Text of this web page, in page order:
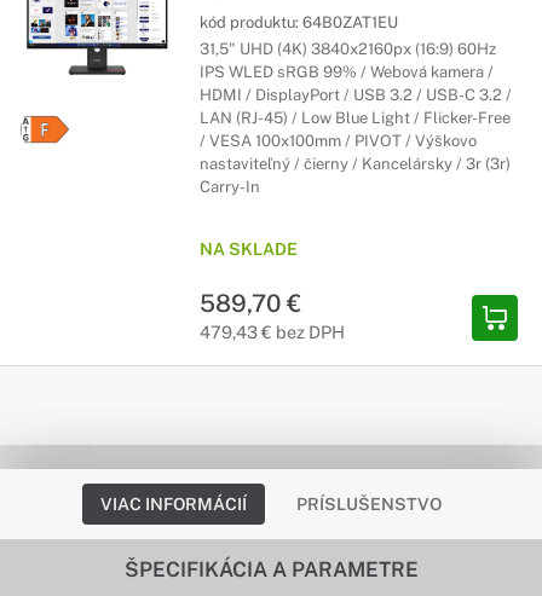
kód produktu: 64B0ZAT1EU
31,5" UHD (4K) 3840x2160px (16:9) 60Hz
IPS WLED sRGB 99% / Webová kamera /
HDMI / DisplayPort / USB 3.2 / USB-C 3.2 /
LAN (RJ-45) / Low Blue Light / Flicker-Free
/ VESA 100x100mm / PIVOT / Výškovo
nastaviteľný / čierny / Kancelársky / 3r (3r)
Carry-In
NA SKLADE
589,70 €
479,43 € bez DPH
VIAC INFORMÁCIÍ PRÍSLUŠENSTVO
ŠPECIFIKÁCIA A PARAMETRE